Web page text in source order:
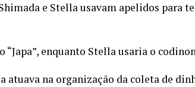
e Stella usavam apelidos para
enquanto Stella usaria o
atuava na organização da coleta de